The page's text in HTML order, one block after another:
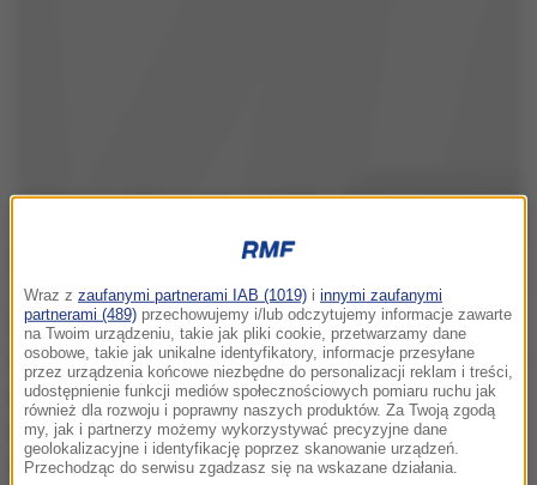
Od czterech lat we Wrocławiu można korzystać m.in.
z kasowników Open Payment System - to oznacza, że
za bilet na autobus czy tramwaj można zapłacić
zbliżeniowo kartą.Zainstalowano ponad 2800
nowych elektronicznych kasowników - po kilka w
Wraz z zaufanymi partnerami IAB (1019) i innymi zaufanymi
partnerami (489) przechowujemy i/lub odczytujemy informacje zawarte
na Twoim urządzeniu, takie jak pliki cookie, przetwarzamy dane
osobowe, takie jak unikalne identyfikatory, informacje przesyłane
przez urządzenia końcowe niezbędne do personalizacji reklam i treści,
udostępnienie funkcji mediów społecznościowych pomiaru ruchu jak
również dla rozwoju i poprawny naszych produktów. Za Twoją zgodą
my, jak i partnerzy możemy wykorzystywać precyzyjne dane
geolokalizacyjne i identyfikację poprzez skanowanie urządzeń.
Przechodząc do serwisu zgadzasz się na wskazane działania.